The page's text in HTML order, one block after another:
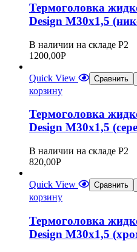
Термоголовка
Design М30х1,5
В наличии на складе Р2
1200,00Р
Quick View Сравнить
корзину
Термоголовка
Design М30х1,5
В наличии на складе Р2
820,00Р
Quick View Сравнить
корзину
Термоголовка
Design М30х1,5